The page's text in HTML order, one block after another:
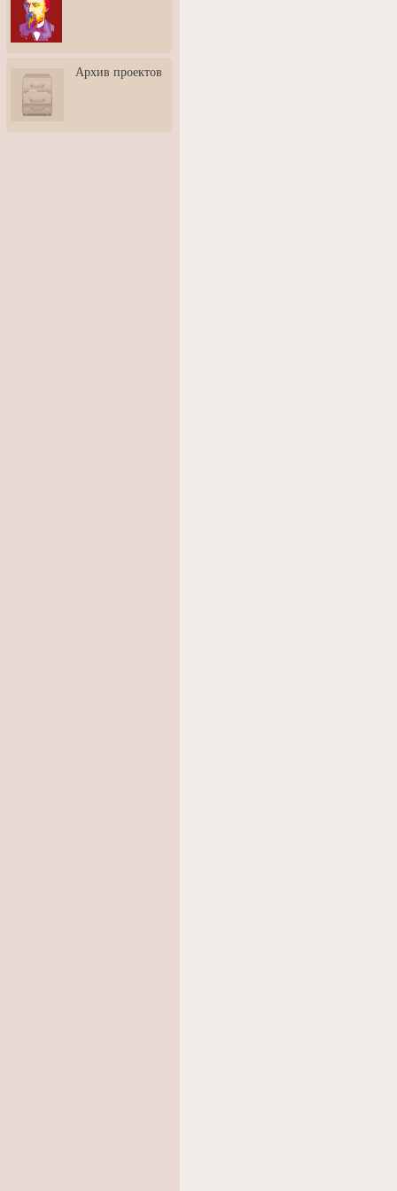
3: Обусловленности
человека и их влияние на
карьеру
скульптором Дмитрием
Тугариновым
АртБульвар в День города
Архив проектов